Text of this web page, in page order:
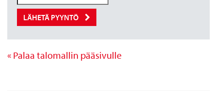
LÄHETÄ PYYNTÖ
« Palaa talomallin pääsivulle